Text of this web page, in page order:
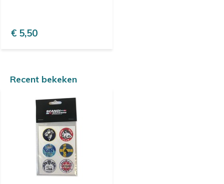
€ 5,50
Recent bekeken